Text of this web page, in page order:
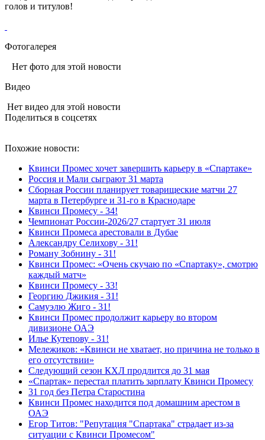
голов и титулов!
Фотогалерея
Нет фото для этой новости
Видео
Нет видео для этой новости
Поделиться в соцсетях
Похожие новости:
Квинси Промес хочет завершить карьеру в «Спартаке»
Россия и Мали сыграют 31 марта
Сборная России планирует товарищеские матчи 27
марта в Петербурге и 31-го в Краснодаре
Квинси Промесу - 34!
Чемпионат России-2026/27 стартует 31 июля
Квинси Промеса арестовали в Дубае
Александру Селихову - 31!
Роману Зобнину - 31!
Квинси Промес: «Очень скучаю по «Спартаку», смотрю
каждый матч»
Квинси Промесу - 33!
Георгию Джикия - 31!
Самуэлю Жиго - 31!
Квинси Промес продолжит карьеру во втором
дивизионе ОАЭ
Илье Кутепову - 31!
Мележиков: «Квинси не хватает, но причина не только в
его отсутствии»
Следующий сезон КХЛ продлится до 31 мая
«Спартак» перестал платить зарплату Квинси Промесу
31 год без Петра Старостина
Квинси Промес находится под домашним арестом в
ОАЭ
Егор Титов: "Репутация "Спартака" страдает из-за
ситуации с Квинси Промесом"